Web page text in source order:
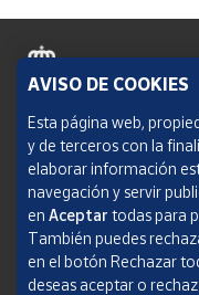
Política de cookies
Aviso legal
Condiciones del servicio
Política de Privacidad
AVISO DE COOKIES
Esta página web,
y de terceros con la
elaborar información
navegación y servir
en Aceptar todas para
También puedes
en el botón Rechazar
deseas aceptar o